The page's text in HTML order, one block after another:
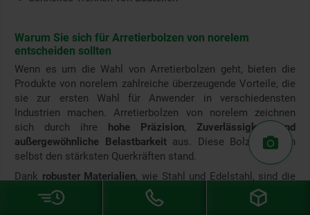
Warum Sie sich für Arretierbolzen von norelem
entscheiden sollten
Wenn es um die Wahl von Arretierbolzen geht, bieten die
Produkte von norelem zahlreiche überzeugende Vorteile, die
sie zur ersten Wahl für Anwender in verschiedensten
Industrien machen. Arretierbolzen von norelem zeichnen
sich durch ihre hohe Präzision, Zuverlässigkeit und
außergewöhnliche Belastbarkeitaus. Diese Bolzen halten
selbst den stärksten Querkräften stand.
Dank robuster Materialien, wie Stahl und Edelstahl, sind die
Rastbolzen besonders
widerstandsfähig gegen Verschleiß
und Korrosion
. Bei der Qualitätsprüfung wird im Speziellen